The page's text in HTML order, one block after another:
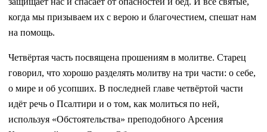
когда мы призываем их с верою и благочестием, спешат нам
на помощь.
Четвёртая часть посвящена прошениям в молитве. Старец
говорил, что хорошо разделять молитву на три части: о себе,
о мире и об усопших. В последней главе четвёртой части
идёт речь о Псалтири и о том, как молиться по ней,
используя «Обстоятельства» преподобного Арсения